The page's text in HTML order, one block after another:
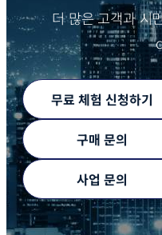
더 많은 고객과 시
무료 체험 신청하기
구매 문의
사업 문의